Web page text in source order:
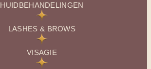
HUIDBEHANDELINGEN
LASHES & BROWS
VISAGIE